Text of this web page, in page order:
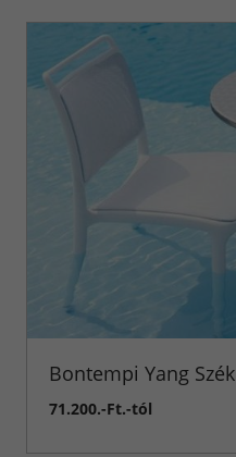
Bontempi Yang Szék
71.200.-Ft.-tól